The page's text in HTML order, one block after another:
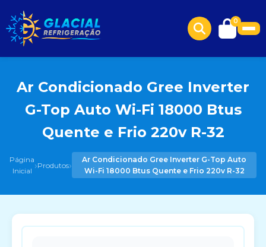
0
Ar Condicionado Gree Inverter
G-Top Auto Wi-Fi 18000 Btus
Quente e Frio 220v R-32
Página
Inicial ›Produtos›
Ar Condicionado Gree Inverter G-Top Auto
Wi-Fi 18000 Btus Quente e Frio 220v R-32